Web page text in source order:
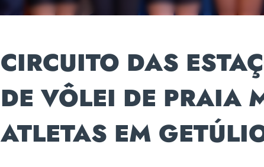
CIRCUITO DAS
DE VÔLEI DE PRAIA
ATLETAS EM